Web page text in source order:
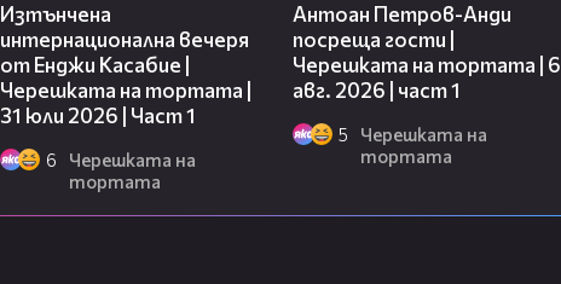
Изтънчена
интернационална вечеря
от Енджи Касабие |
Черешката на тортата |
31 юли 2026 | Част 1
6
Черешката на
тортата
Антоан Петров-Анди
посреща гости |
Черешката на тортата | 6
авг. 2026 | част 1
5
Черешката на
тортата